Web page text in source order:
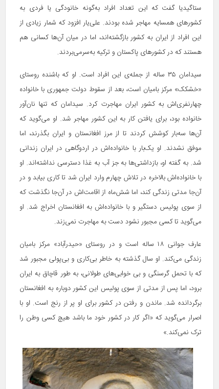
ستاگیدیا گفت که این تعداد افراد به‌گونه خانودگی یا فردی به
کشورهای همسایه مهاجر شده بودند. علی‌یار افزود که شمار زیادی از
این افراد از ایران به کشور بازگشته‌اند، اما در میان آن‌ها کسانی هم
هستند که در کشورهای پاکستان و ترکیه به‌سرمی‌بردند.
سیدامان ۳۵ ساله از جمله‌ی این افراد است. او که باشنده روستای
«خشکک» مرکز بامیان است، بعد از سقوط دولت جمهوری با خانواده
چهارنفری‌اش به کشور ایران مهاجرت کرد. سیدامان که تنها نان‌آور
خانواده بود، برای یافتن کار به این کشور مهاجر شد. او می‌گوید که
آن‌ها سه‌بار کوشش کردند تا از مرز افغانستان و ایران بگذرند، اما
موفق نشدند. او یک‌بار با خانواده‌اش در اردوگاهی در ایران زندانی
شد. به گفته او، بازداشتی‌ها به جز آب به غذا دسترسی نداشته‌اند. او
با خانواده‌اش بالاخره در تلاش چهارم وارد ایران شد تا کاری بیابد و در
آن‌جا مدتی زندگی کند، اما شش‌ماه از اقامت‌اش در آن‌جا نگذشت که
از سوی پولیس دستگیر و با خانواده‌اش به افغانستان اخراج شد. او
می‌گوید تا کسی مجبور نشود دست به مهاجرت نمی‌زند.
عارف جوانی ۱۸ ساله است و در روستای «حیدرآباد» مرکز بامیان
زندگی می‌کند. او سال گذشته به خاطر بی‌کاری و بی‌پولی مجبور شد
که با تحمل گرسنگی و بی خوابی‌های طولانی، به طور قاچاق به ایران
برود، اما پس از مدتی از سوی پولیس این کشور دوباره به افغانستان
برگردانده شد. ماندن و رفتن در کشور برای او پر از رنج است. او با
اصرار می‌گوید که «اگر کار در کشور خود ما باشد هیچ کسی وطن را
ترک نمی‌کند.»